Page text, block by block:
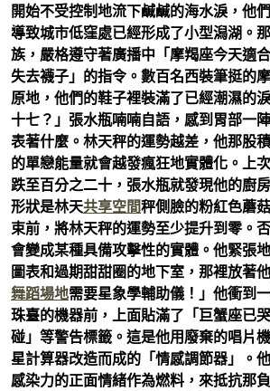
開始不受控制地流下鹹鹹的海水淚，他
導致城市低窪處已經形成了小型潟湖。
族，嚴格遵守著廣播中「摩羯座今天適
失去襪子」的指令。數百名西裝筆挺的
原地，他們的鞋子裡裝滿了已經潮濕的
十七？」張水瓶喃喃自語，感到胃部一
表著什麼。林天秤的運勢越差，他那股
的單戀能量就會越發瘋狂地實體化。上
跌至百分之二十，張水瓶就發現他的廚
形狀是林天共享空間秤側臉的粉紅色蘑
束前，將林天秤的運勢至少提升到零。
會變成某種具備攻擊性的實體。他緊張
圖表和過期甜甜圈的地下室，那裡放著
舞蹈場地需要星象學輔助儀！」他衝到
珠臺的機器前，上面貼滿了「巨蟹座已
碰」等警告標籤。這是他用廢棄的唱片
星計算器改造而成的「情感調節器」。
感染力的正面情緒作為燃料，來抵抗那